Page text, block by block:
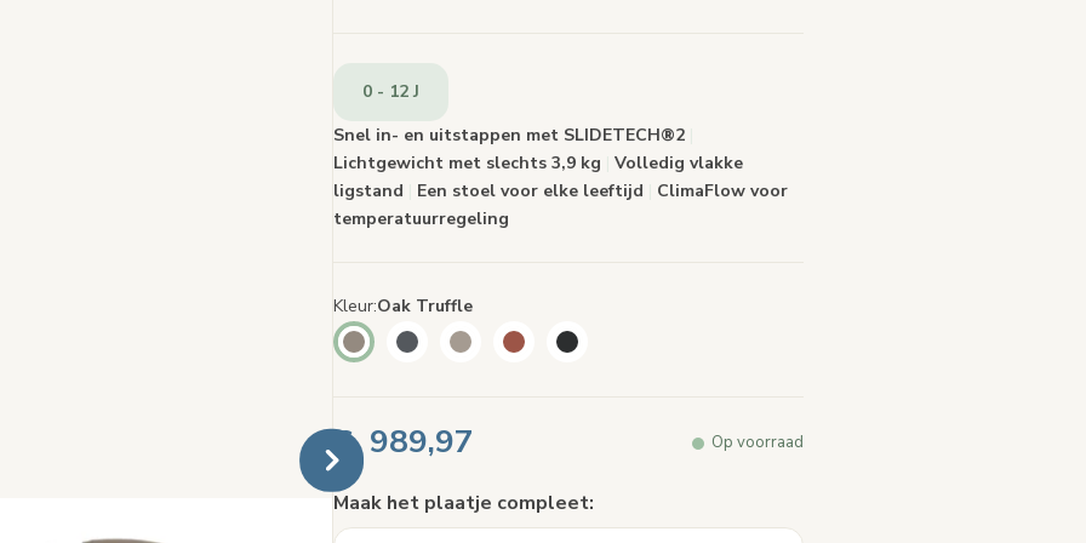
0 - 12 J
Snel in- en uitstappen met SLIDETECH®2
Lichtgewicht met slechts 3,9 kg
Volledig vlakke
ligstand
Een stoel voor elke leeftijd
ClimaFlow voor
temperatuurregeling
Kleur Oak Truffle
€ 989,97 Op voorraad
Maak het plaatje compleet: